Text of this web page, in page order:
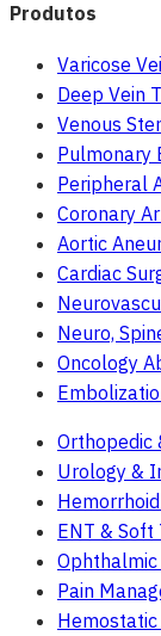
Produtos
Varicose
Deep Vein
Venous
Pulmonary
Peripheral
Coronary
Aortic
Cardiac
Neuro,
Oncology
Orthopedic
Urology &
ENT & Soft
Ophthalmic
Pain